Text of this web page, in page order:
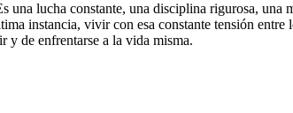
lucha constante, una disciplina rigurosa, una
instancia, vivir con esa constante tensión
y de enfrentarse a la vida misma.